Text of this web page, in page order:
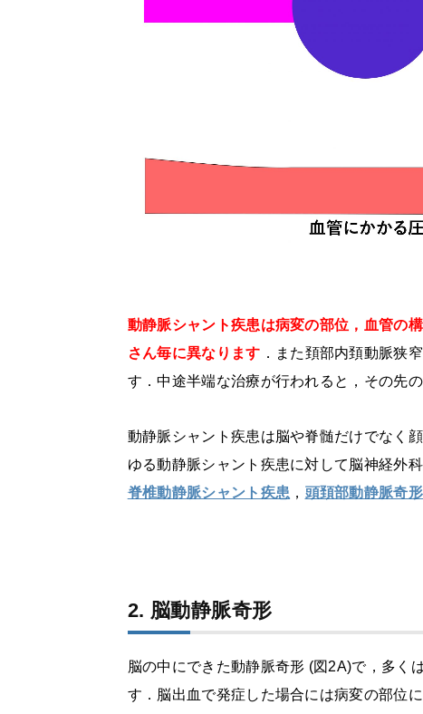
動静脈シャント疾患は病変の部位，血管の
さん毎に異なります ． また頚部内頚動脈狭
す．中途半端な治療が行われると，その先
動静脈シャント疾患は脳や脊髄だけでなく
ゆる動静脈シャント疾患に対して脳神経外
脊椎動静脈シャント疾患 ， 頭頚部動静脈奇形
2. 脳動静脈奇形
脳の中にできた動静脈奇形 (図 2A)で，多く
す．脳出血で発症した場合には病変の部位